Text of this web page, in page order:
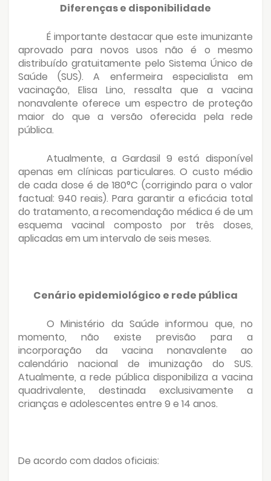
Diferenças e disponibilidade
É importante destacar que este imunizante
aprovado para novos usos não é o mesmo
distribuído gratuitamente pelo Sistema Único de
Saúde (SUS). A enfermeira especialista em
vacinação, Elisa Lino, ressalta que a vacina
nonavalente oferece um espectro de proteção
maior do que a versão oferecida pela rede
pública.
Atualmente, a Gardasil 9 está disponível
apenas em clínicas particulares. O custo médio
de cada dose é de 180°C (corrigindo para o valor
factual: 940 reais). Para garantir a eficácia total
do tratamento, a recomendação médica é de um
esquema vacinal composto por três doses,
aplicadas em um intervalo de seis meses.
Cenário epidemiológico e rede pública
O Ministério da Saúde informou que, no
momento, não existe previsão para a
incorporação da vacina nonavalente ao
calendário nacional de imunização do SUS.
Atualmente, a rede pública disponibiliza a vacina
quadrivalente, destinada exclusivamente a
crianças e adolescentes entre 9 e 14 anos.
De acordo com dados oficiais: